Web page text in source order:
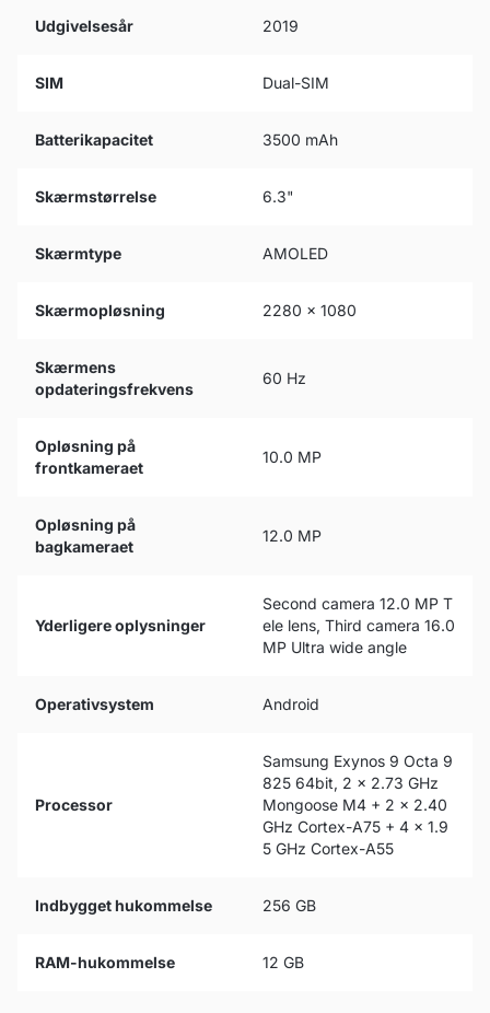
Udgivelsesår 2019
SIM Dual-SIM
Batterikapacitet 3500 mAh
Skærmstørrelse 6.3"
Skærmtype AMOLED
Skærmopløsning 2280 x 1080
Skærmens
opdateringsfrekvens
60 Hz
Opløsning på
frontkameraet
10.0 MP
Opløsning på
bagkameraet
12.0 MP
Yderligere oplysninger
Second camera 12.0 MP T
ele lens, Third camera 16.0
MP Ultra wide angle
Operativsystem Android
Processor
Samsung Exynos 9 Octa 9
825 64bit, 2 x 2.73 GHz
Mongoose M4 + 2 x 2.40
GHz Cortex-A75 + 4 x 1.9
5 GHz Cortex-A55
Indbygget hukommelse 256 GB
RAM-hukommelse 12 GB